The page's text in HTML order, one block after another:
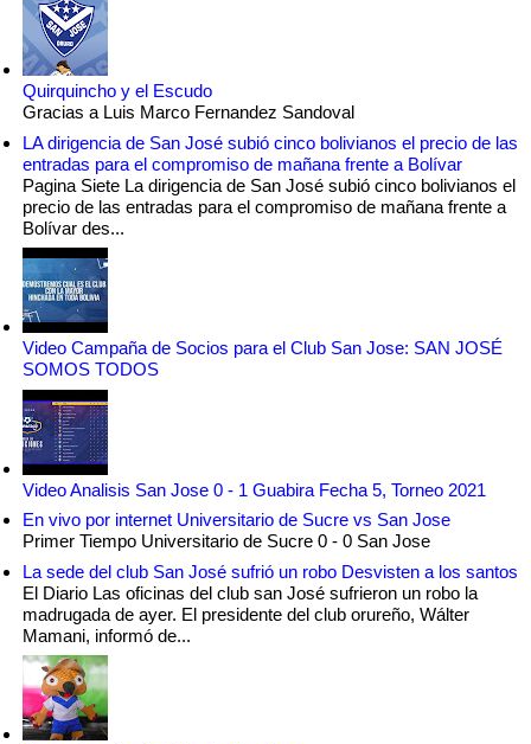
Quirquincho y el Escudo
Gracias a Luis Marco Fernandez Sandoval
LA dirigencia de San José subió cinco bolivianos el precio de las
entradas para el compromiso de mañana frente a Bolívar
Pagina Siete La dirigencia de San José subió cinco bolivianos el
precio de las entradas para el compromiso de mañana frente a
Bolívar des...
Video Campaña de Socios para el Club San Jose: SAN JOSÉ
SOMOS TODOS
Video Analisis San Jose 0 - 1 Guabira Fecha 5, Torneo 2021
En vivo por internet Universitario de Sucre vs San Jose
Primer Tiempo Universitario de Sucre 0 - 0 San Jose
La sede del club San José sufrió un robo Desvisten a los santos
El Diario Las oficinas del club san José sufrieron un robo la
madrugada de ayer. El presidente del club orureño, Wálter
Mamani, informó de...